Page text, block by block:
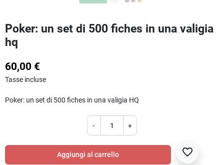
Poker: un set di 500 fiches in una valigia
hq
60,00 €
Tasse incluse
Poker: un set di 500 fiches in una valigia HQ
- +
Aggiungi al carrello favorite_border